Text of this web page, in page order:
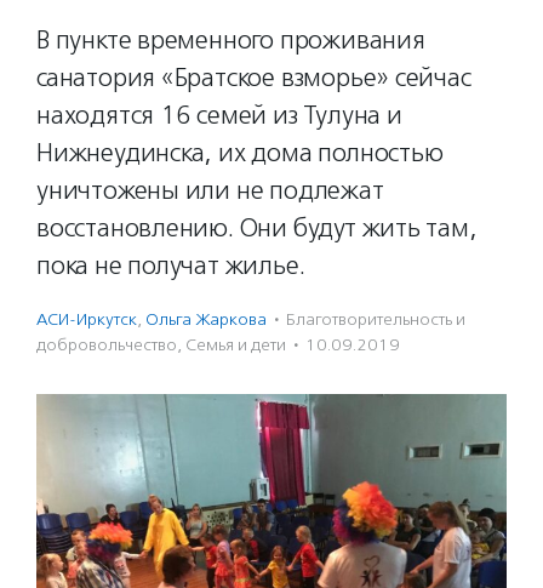
В пункте временного проживания
санатория «Братское взморье» сейчас
находятся 16 семей из Тулуна и
Нижнеудинска, их дома полностью
уничтожены или не подлежат
восстановлению. Они будут жить там,
пока не получат жилье.
АСИ-Иркутск, Ольга Жаркова · Благотвори­тель­ность и
доброволь­чест­во, Семья и дети · 10.09.2019